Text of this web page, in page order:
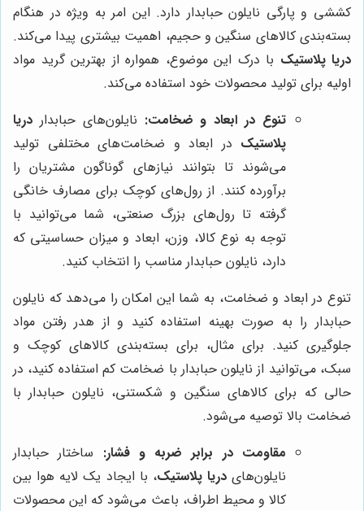
کششی و پارگی نایلون حبابدار دارد. این امر به ویژه در هنگام
بسته‌بندی کالاهای سنگین و حجیم، اهمیت بیشتری پیدا می‌کند.
دریا پلاستیک با درک این موضوع، همواره از بهترین گرید مواد
اولیه برای تولید محصولات خود استفاده می‌کند.
تنوع در ابعاد و ضخامت: نایلون‌های حبابدار دریا
پلاستیک در ابعاد و ضخامت‌های مختلفی تولید
می‌شوند تا بتوانند نیازهای گوناگون مشتریان را
برآورده کنند. از رول‌های کوچک برای مصارف خانگی
گرفته تا رول‌های بزرگ صنعتی، شما می‌توانید با
توجه به نوع کالا، وزن، ابعاد و میزان حساسیتی که
دارد، نایلون حبابدار مناسب را انتخاب کنید.
تنوع در ابعاد و ضخامت، به شما این امکان را می‌دهد که نایلون
حبابدار را به صورت بهینه استفاده کنید و از هدر رفتن مواد
جلوگیری کنید. برای مثال، برای بسته‌بندی کالاهای کوچک و
سبک، می‌توانید از نایلون حبابدار با ضخامت کم استفاده کنید، در
حالی که برای کالاهای سنگین و شکستنی، نایلون حبابدار با
ضخامت بالا توصیه می‌شود.
مقاومت در برابر ضربه و فشار: ساختار حبابدار
نایلون‌هایدریا پلاستیک، با ایجاد یک لایه هوا بین
کالا و محیط اطراف، باعث می‌شود که این محصولات